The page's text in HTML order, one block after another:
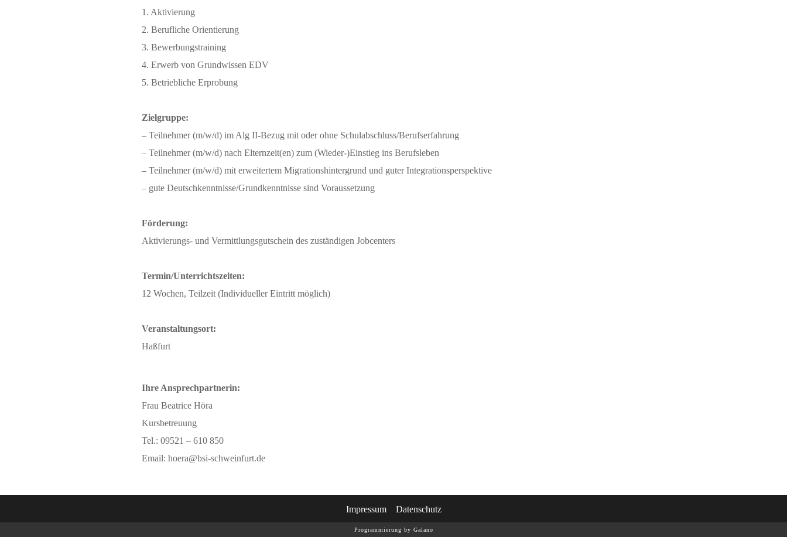
1. Aktivierung
2. Berufliche Orientierung
3. Bewerbungstraining
4. Erwerb von Grundwissen EDV
5. Betriebliche Erprobung
Zielgruppe:
– Teilnehmer (m/w/d) im Alg II-Bezug mit oder ohne Schulabschluss/Berufserfahrung
– Teilnehmer (m/w/d) nach Elternzeit(en) zum (Wieder-)Einstieg ins Berufsleben
– Teilnehmer (m/w/d) mit erweitertem Migrationshintergrund und guter Integrationsperspektive
– gute Deutschkenntnisse/Grundkenntnisse sind Voraussetzung
Förderung:
Aktivierungs- und Vermittlungsgutschein des zuständigen Jobcenters
Termin/Unterrichtszeiten:
12 Wochen, Teilzeit (Individueller Eintritt möglich)
Veranstaltungsort:
Haßfurt
Ihre Ansprechpartnerin:
Frau Beatrice Höra
Kursbetreuung
Tel.: 09521 – 610 850
Email: hoera@bsi-schweinfurt.de
Impressum Datenschutz
Programmierung by Galano